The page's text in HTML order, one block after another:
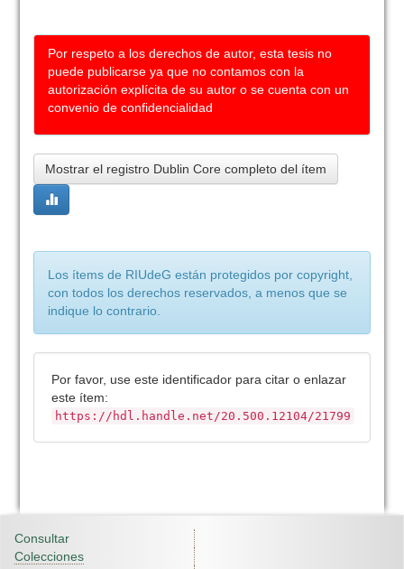
Por respeto a los derechos de autor, esta tesis no
puede publicarse ya que no contamos con la
autorización explícita de su autor o se cuenta con un
convenio de confidencialidad
Mostrar el registro Dublin Core completo del ítem
Los ítems de RIUdeG están protegidos por copyright,
con todos los derechos reservados, a menos que se
indique lo contrario.
Por favor, use este identificador para citar o enlazar
este ítem:
https://hdl.handle.net/20.500.12104/21799
Consultar
Colecciones